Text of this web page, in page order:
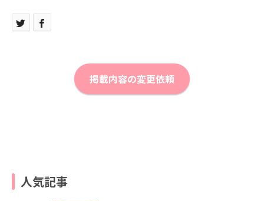
掲載内容の変更依頼
人気記事